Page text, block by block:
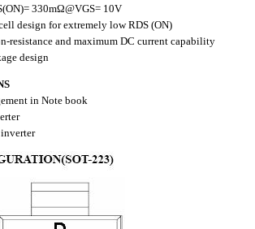
330mΩ@VGS= 10V
design for extremely low RDS (ON)
resistance and maximum DC current capability
design
in Note book